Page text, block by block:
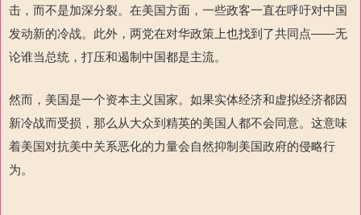
击，而不是加深分裂。在美国方面，一些政客一直在呼吁对中国
发动新的冷战。此外，两党在对华政策上也找到了共同点——无
论谁当总统，打压和遏制中国都是主流。
然而，美国是一个资本主义国家。如果实体经济和虚拟经济都因
新冷战而受损，那么从大众到精英的美国人都不会同意。这意味
着美国对抗美中关系恶化的力量会自然抑制美国政府的侵略行
为。